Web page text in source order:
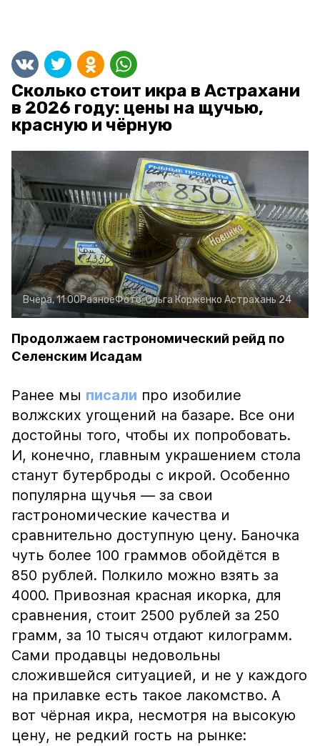
Сколько стоит икра в Астрахани
в 2026 году: цены на щучью,
красную и чёрную
Вчера, 11:00РазноеФото:Ольга Корженко Астрахань 24
Продолжаем гастрономический рейд по
Селенским Исадам
Ранее мы писали про изобилие
волжских угощений на базаре. Все они
достойны того, чтобы их попробовать.
И, конечно, главным украшением стола
станут бутерброды с икрой. Особенно
популярна щучья — за свои
гастрономические качества и
сравнительно доступную цену. Баночка
чуть более 100 граммов обойдётся в
850 рублей. Полкило можно взять за
4000. Привозная красная икорка, для
сравнения, стоит 2500 рублей за 250
грамм, за 10 тысяч отдают килограмм.
Сами продавцы недовольны
сложившейся ситуацией, и не у каждого
на прилавке есть такое лакомство. А
вот чёрная икра, несмотря на высокую
цену, не редкий гость на рынке: